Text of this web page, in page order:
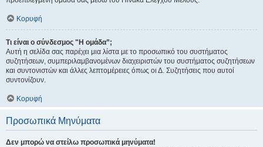
Κορυφή
Τι είναι ο σύνδεσμος "Η ομάδα”;
Αυτή η σελίδα σας παρέχει μια λίστα με το προσωπικό του συστήματος
συζητήσεων, συμπεριλαμβανομένων διαχειριστών του συστήματος συζητήσεων
και συντονιστών και άλλες λεπτομέρειες όπως οι Δ. Συζητήσεις που αυτοί
συντονίζουν.
Κορυφή
Προσωπικά Μηνύματα
Δεν μπορώ να στείλω προσωπικά μηνύματα!